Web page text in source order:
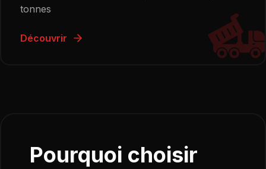
tonnes
Découvrir
Pourquoi choisir